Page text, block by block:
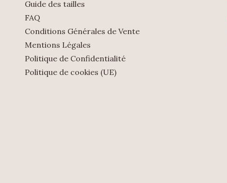
Guide des tailles
FAQ
Conditions Générales de Vente
Mentions Légales
Politique de Confidentialité
Politique de cookies (UE)